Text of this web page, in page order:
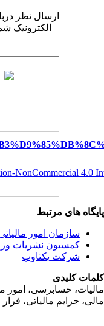
ارسال نظر
الکترونیک
NonCommercial 4.0
های مرتبط
سازمان امور
کمسیون نشریات
شرکت یکتاوب
کلیدی
حسابرسی، امور
جرايم مالياتی، فرار